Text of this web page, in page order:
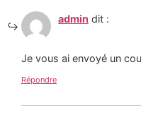
admin dit :
Je vous ai envoyé un
Répondre